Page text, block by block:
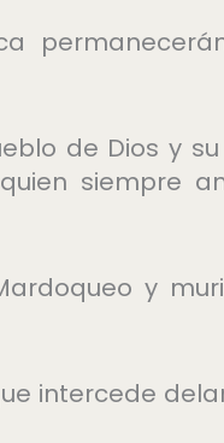
de Dios y
siempre
y
intercede